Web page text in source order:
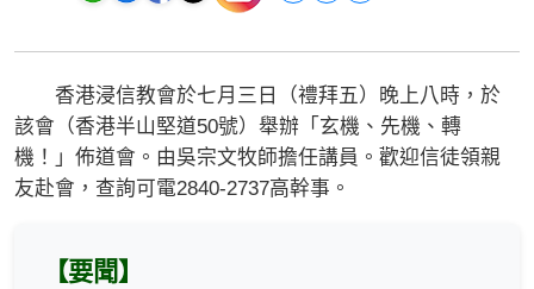
香港浸信教會於七月三日（禮拜五）晚上八時，於
該會（香港半山堅道50號）舉辦「玄機、先機、轉
機！」佈道會。由吳宗文牧師擔任講員。歡迎信徒領親
友赴會，查詢可電2840-2737高幹事。
【要聞】